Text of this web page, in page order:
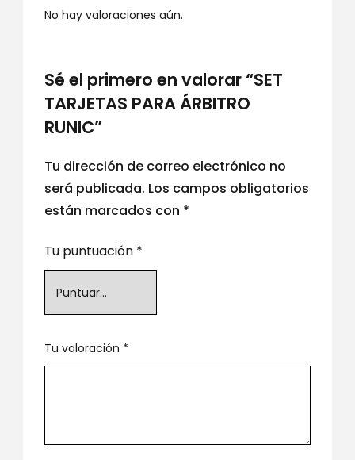
No hay valoraciones aún.
Sé el primero en valorar “SET
TARJETAS PARA ÁRBITRO
RUNIC”
Tu dirección de correo electrónico no
será publicada. Los campos obligatorios
están marcados con *
Tu puntuación *
Tu valoración *